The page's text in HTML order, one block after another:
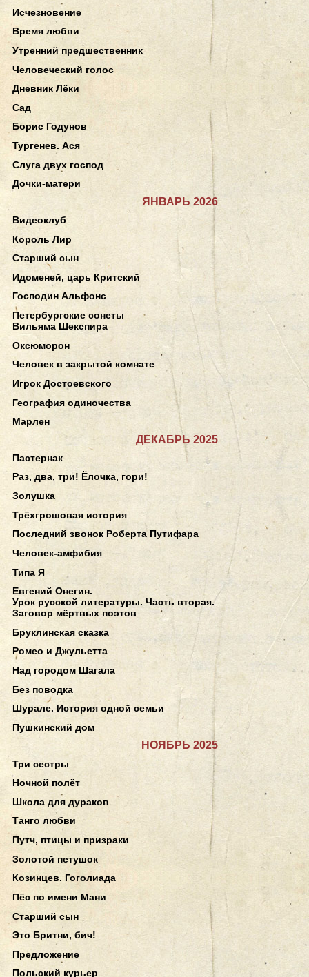
Исчезновение
Время любви
Утренний предшественник
Человеческий голос
Дневник Лёки
Сад
Борис Годунов
Тургенев. Ася
Слуга двух господ
Дочки-матери
ЯНВАРЬ 2026
Видеоклуб
Король Лир
Старший сын
Идоменей, царь Критский
Господин Альфонс
Петербургские сонеты
Вильяма Шекспира
Оксюморон
Человек в закрытой комнате
Игрок Достоевского
География одиночества
Марлен
ДЕКАБРЬ 2025
Пастернак
Раз, два, три! Ёлочка, гори!
Золушка
Трёхгрошовая история
Последний звонок Роберта Путифара
Человек-амфибия
Типа Я
Евгений Онегин.
Урок русской литературы. Часть вторая.
Заговор мёртвых поэтов
Бруклинская сказка
Ромео и Джульетта
Над городом Шагала
Без поводка
Шурале. История одной семьи
Пушкинский дом
НОЯБРЬ 2025
Три сестры
Ночной полёт
Школа для дураков
Танго любви
Путч, птицы и призраки
Золотой петушок
Козинцев. Гоголиада
Пёс по имени Мани
Старший сын
Это Бритни, бич!
Предложение
Польский курьер